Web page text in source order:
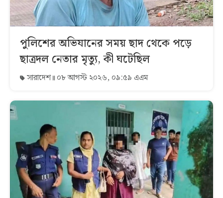
পুলিশের অভিযানের সময় ছাদ থেকে পড়ে
ছাত্রদল নেতার মৃত্যু, কী ঘটেছিল
সারাদেশ ০৮ আগস্ট ২০২৬, ০৯:৫৯ এএম